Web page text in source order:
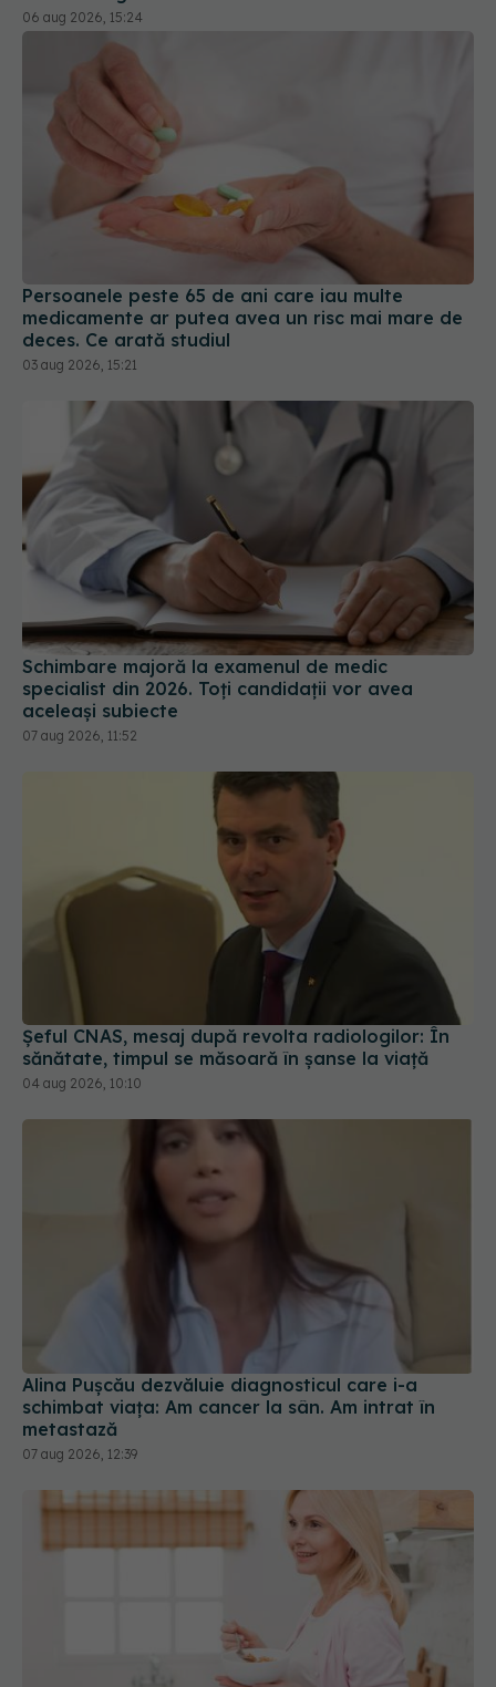
06 aug 2026, 15:24
Persoanele peste 65 de ani care iau multe
medicamente ar putea avea un risc mai mare de
deces. Ce arată studiul
03 aug 2026, 15:21
Schimbare majoră la examenul de medic
specialist din 2026. Toți candidații vor avea
aceleași subiecte
07 aug 2026, 11:52
Șeful CNAS, mesaj după revolta radiologilor: În
sănătate, timpul se măsoară în șanse la viață
04 aug 2026, 10:10
Alina Pușcău dezvăluie diagnosticul care i-a
schimbat viața: Am cancer la sân. Am intrat în
metastază
07 aug 2026, 12:39